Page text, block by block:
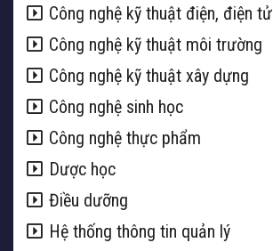
Công nghệ kỹ thuật điện, điện tử
Công nghệ kỹ thuật môi trường
Công nghệ kỹ thuật xây dựng
Công nghệ sinh học
Công nghệ thực phẩm
Dược học
Điều dưỡng
Hệ thống thông tin quản lý